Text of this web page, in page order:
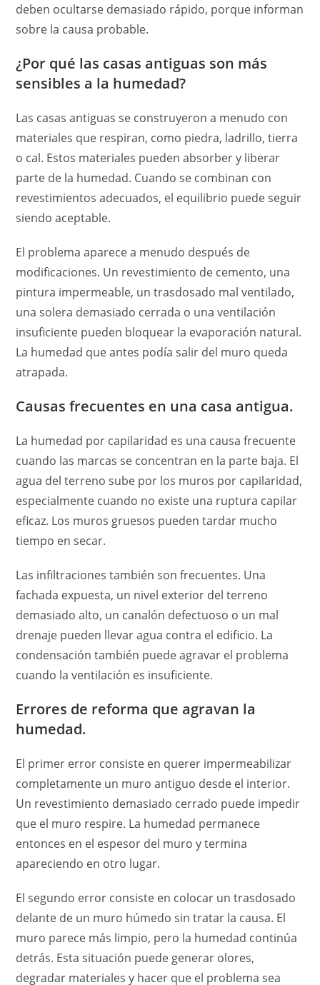
deben ocultarse demasiado rápido, porque informan
sobre la causa probable.
¿Por qué las casas antiguas son más
sensibles a la humedad?
Las casas antiguas se construyeron a menudo con
materiales que respiran, como piedra, ladrillo, tierra
o cal. Estos materiales pueden absorber y liberar
parte de la humedad. Cuando se combinan con
revestimientos adecuados, el equilibrio puede seguir
siendo aceptable.
El problema aparece a menudo después de
modificaciones. Un revestimiento de cemento, una
pintura impermeable, un trasdosado mal ventilado,
una solera demasiado cerrada o una ventilación
insuficiente pueden bloquear la evaporación natural.
La humedad que antes podía salir del muro queda
atrapada.
Causas frecuentes en una casa antigua.
La humedad por capilaridad es una causa frecuente
cuando las marcas se concentran en la parte baja. El
agua del terreno sube por los muros por capilaridad,
especialmente cuando no existe una ruptura capilar
eficaz. Los muros gruesos pueden tardar mucho
tiempo en secar.
Las infiltraciones también son frecuentes. Una
fachada expuesta, un nivel exterior del terreno
demasiado alto, un canalón defectuoso o un mal
drenaje pueden llevar agua contra el edificio. La
condensación también puede agravar el problema
cuando la ventilación es insuficiente.
Errores de reforma que agravan la
humedad.
El primer error consiste en querer impermeabilizar
completamente un muro antiguo desde el interior.
Un revestimiento demasiado cerrado puede impedir
que el muro respire. La humedad permanece
entonces en el espesor del muro y termina
apareciendo en otro lugar.
El segundo error consiste en colocar un trasdosado
delante de un muro húmedo sin tratar la causa. El
muro parece más limpio, pero la humedad continúa
detrás. Esta situación puede generar olores,
degradar materiales y hacer que el problema sea